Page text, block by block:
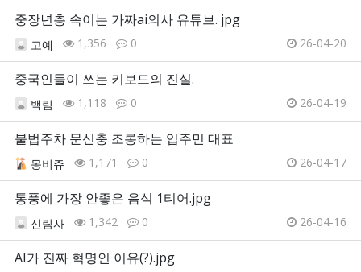
중장년층 속이는 가짜ai의사 유튜브. jpg
고예 1,356 0 26-04-20
중국인들이 쓰는 키보드의 진실.
백림 1,118 0 26-04-19
불법주차 문신충 조롱하는 입주민 대표
몽비쥬 1,171 0 26-04-17
통풍에 가장 안좋은 음식 1티어.jpg
신림사 1,342 0 26-04-16
AI가 진짜 혁명인 이유(?).jpg